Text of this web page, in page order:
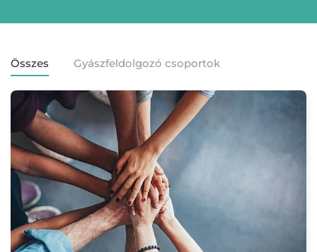
Összes Gyászfeldolgozó csoportok